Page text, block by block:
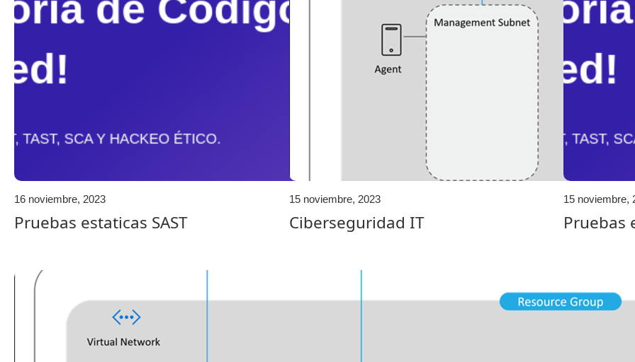
16 noviembre, 2023
Pruebas estaticas SAST
15 noviembre, 2023
Ciberseguridad IT
15 noviembre,
Pruebas